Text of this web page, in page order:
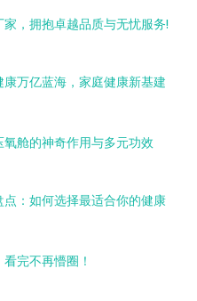
，拥抱卓越品质与无忧服务!
万亿蓝海，家庭健康新基建
舱的神奇作用与多元功效
：如何选择最适合你的健康
完不再懵圈！